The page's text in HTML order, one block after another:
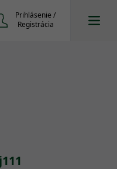
Prihlásenie /
Registrácia